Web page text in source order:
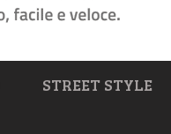
STREET STYLE